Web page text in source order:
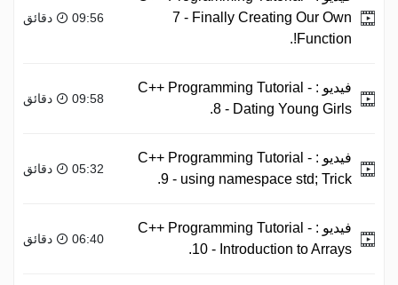
7 - Finally Creating Our Own
Function!.
09:56 دقائق
فيديو : C++ Programming Tutorial -
8 - Dating Young Girls.
09:58 دقائق
فيديو : C++ Programming Tutorial -
9 - using namespace std; Trick.
05:32 دقائق
فيديو : C++ Programming Tutorial -
10 - Introduction to Arrays.
06:40 دقائق